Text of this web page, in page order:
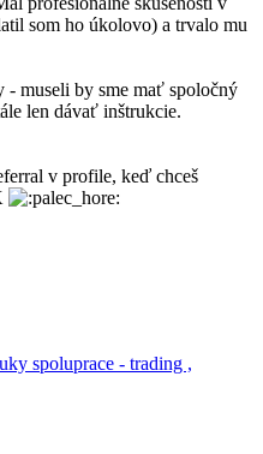
som ho úkolovo) a trvalo mu
- museli by sme mať spoločný
len dávať inštrukcie.
v profile, keď chceš
spoluprace - trading ,